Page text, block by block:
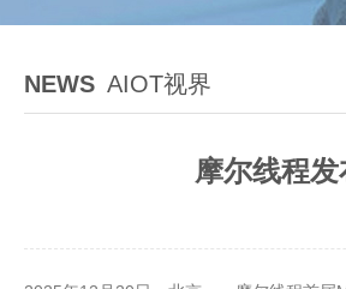
NEWS AIOT视界
摩尔线程